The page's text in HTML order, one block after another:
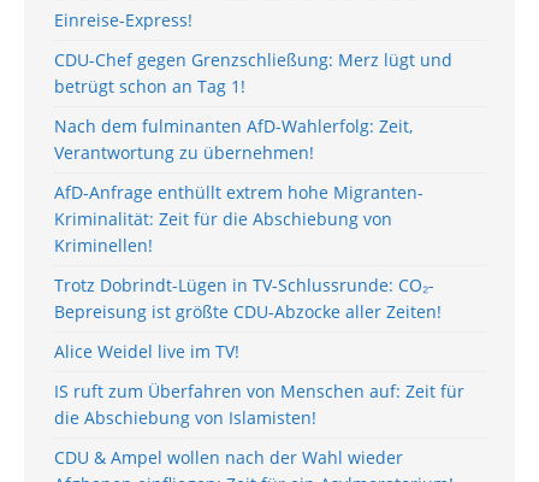
Einreise-Express!
CDU-Chef gegen Grenzschließung: Merz lügt und
betrügt schon an Tag 1!
Nach dem fulminanten AfD-Wahlerfolg: Zeit,
Verantwortung zu übernehmen!
AfD-Anfrage enthüllt extrem hohe Migranten-
Kriminalität: Zeit für die Abschiebung von
Kriminellen!
Trotz Dobrindt-Lügen in TV-Schlussrunde: CO₂-
Bepreisung ist größte CDU-Abzocke aller Zeiten!
Alice Weidel live im TV!
IS ruft zum Überfahren von Menschen auf: Zeit für
die Abschiebung von Islamisten!
CDU & Ampel wollen nach der Wahl wieder